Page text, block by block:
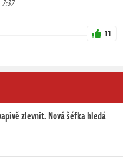
11
zlevnit. Nová šéfka hledá